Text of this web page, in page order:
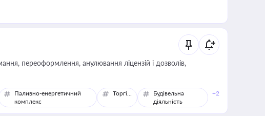
переоформлення, анулювання ліцензій і дозволів,
Паливно-енергетичний
комплекс
Торгівля
Будівельна
діяльність
+2